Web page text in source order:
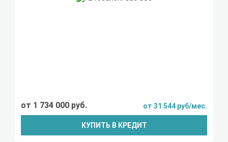
от 1 734 000 руб. от 31 544 руб/мес.
КУПИТЬ В КРЕДИТ